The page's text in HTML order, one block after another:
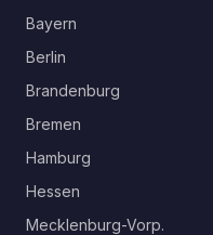
Bayern
Berlin
Brandenburg
Bremen
Hamburg
Hessen
Mecklenburg-Vorp.